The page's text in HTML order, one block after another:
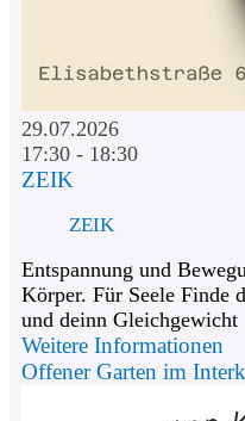
29.07.2026
17:30 - 18:30
ZEIK
ZEIK
Entspannung und
Körper. Für Seele Finde
und deinn Gleichgewicht
Weitere Informationen
Offener Garten im